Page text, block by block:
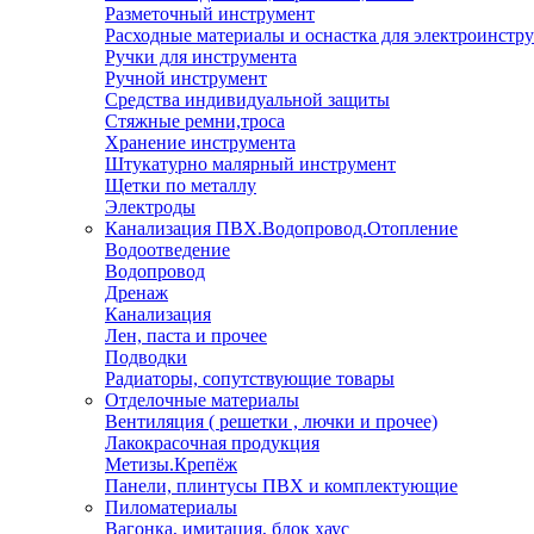
Разметочный инструмент
Расходные материалы и оснастка для
Ручки для инструмента
Ручной инструмент
Средства индивидуальной защиты
Стяжные ремни,троса
Хранение инструмента
Штукатурно малярный инструмент
Щетки по металлу
Электроды
Канализация ПВХ.Водопровод.Отопление
Водоотведение
Водопровод
Дренаж
Канализация
Лен, паста и прочее
Подводки
Радиаторы, сопутствующие товары
Отделочные материалы
Вентиляция ( решетки , лючки и прочее)
Лакокрасочная продукция
Метизы.Крепёж
Панели, плинтусы ПВХ и комплектующие
Пиломатериалы
Вагонка, имитация, блок хаус